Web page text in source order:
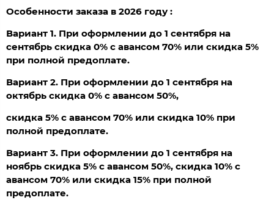
Особенности заказа в 2026 году :
Вариант 1. При оформлении до 1 сентября на
сентябрь скидка 0% с авансом 70% или скидка 5%
при полной предоплате.
Вариант 2. При оформлении до 1 сентября на
октябрь скидка 0% с авансом 50%,
скидка 5% с авансом 70% или скидка 10% при
полной предоплате.
Вариант 3. При оформлении до 1 сентября на
ноябрь скидка 5% с авансом 50%, скидка 10% с
авансом 70% или скидка 15% при полной
предоплате.